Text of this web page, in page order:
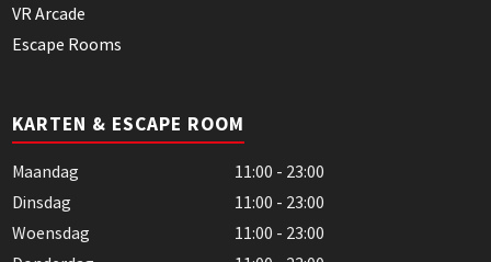
VR Arcade
Escape Rooms
KARTEN & ESCAPE ROOM
Maandag
11:00 - 23:00
Dinsdag
11:00 - 23:00
Woensdag
11:00 - 23:00